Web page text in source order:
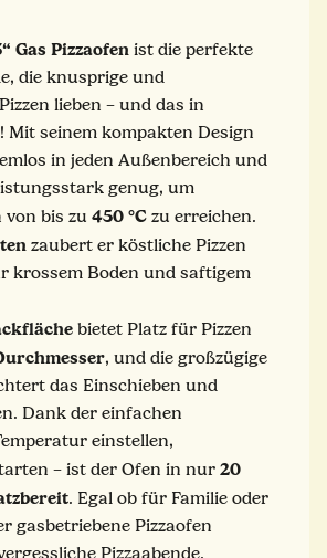
Gas Pizzaofen ist die perfekte
die knusprige und
lieben – und das in
Mit seinem kompakten Design
in jeden Außenbereich und
genug, um
von bis zu 450 °C zu erreichen.
zaubert er köstliche Pizzen
krossem Boden und saftigem
bietet Platz für Pizzen
, und die großzügige
das Einschieben und
Dank der einfachen
einstellen,
– ist der Ofen in nur 20
. Egal ob für Familie oder
gasbetriebene Pizzaofen
Pizzaabende.